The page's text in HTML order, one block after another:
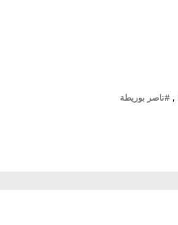
, #ناصر بوريطة